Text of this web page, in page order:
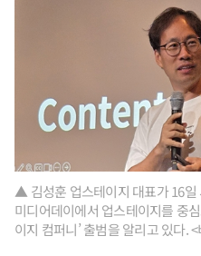
▲ 김성훈 업스테이지 대표가 16일
미디어데이에서 업스테이지를 중
이지 컴퍼니’ 출범을 알리고 있다.